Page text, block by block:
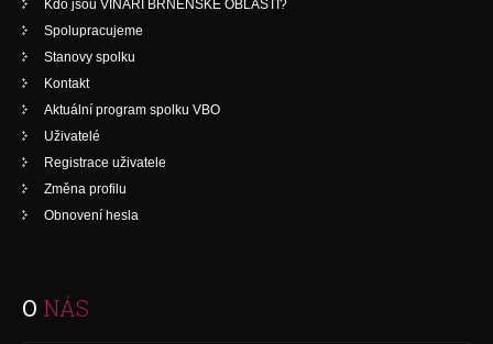
Kdo jsou VINAŘI BRNĚNSKÉ OBLASTI?
Spolupracujeme
Stanovy spolku
Kontakt
Aktuální program spolku VBO
Uživatelé
Registrace uživatele
Změna profilu
Obnovení hesla
O NÁS